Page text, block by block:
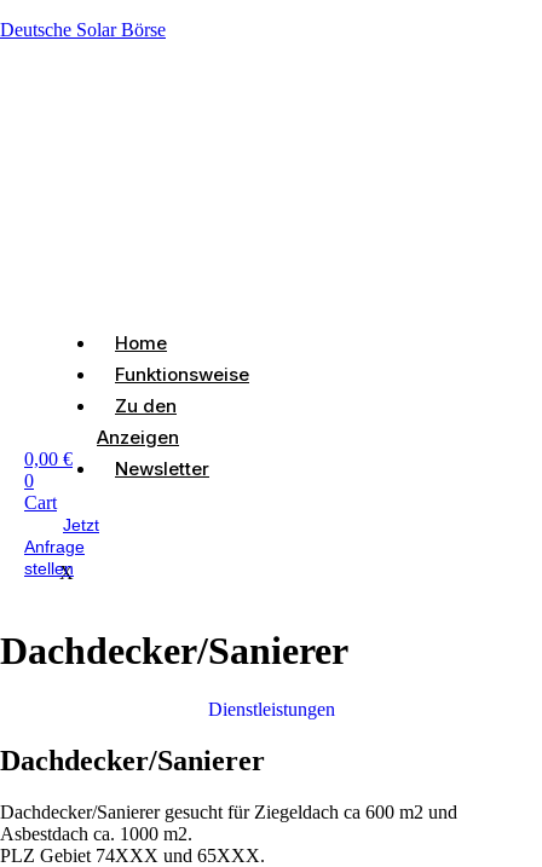
Deutsche Solar Börse
Home
Funktionsweise
Zu den
Anzeigen
Newsletter
X
0,00 €
0
Cart
Jetzt
Anfrage
stellen
Dachdecker/Sanierer
Dienstleistungen
Dachdecker/Sanierer
Dachdecker/Sanierer gesucht für Ziegeldach ca 600 m2 und
Asbestdach ca. 1000 m2.
PLZ Gebiet 74XXX und 65XXX.